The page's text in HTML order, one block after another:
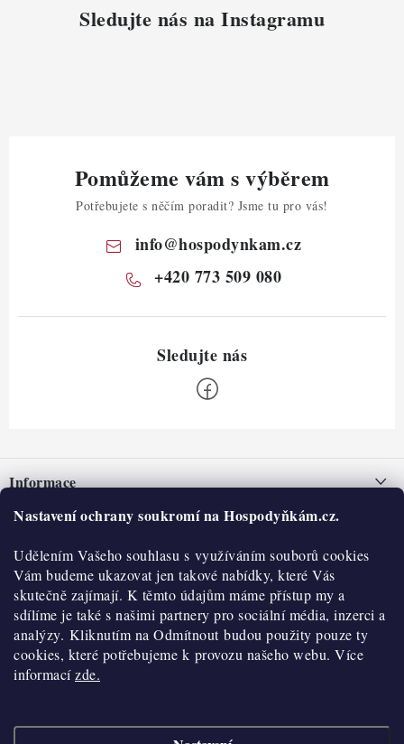
Nastavení ochrany soukromí na Hospodyňkám.cz.
Udělením Vašeho souhlasu s využíváním souborů cookies
Vám budeme ukazovat jen takové nabídky, které Vás
skutečně zajímají. K těmto údajům máme přístup my a
sdílíme je také s našimi partnery pro sociální média, inzerci a
analýzy. Kliknutím na Odmítnout budou použity pouze ty
cookies, které potřebujeme k provozu našeho webu. Více
informacízde.
Sledujte nás na Instagramu
Pomůžeme vám s výběrem
Potřebujete s něčím poradit? Jsme tu pro vás!
info@hospodynkam.cz
+420 773 509 080
pInformace
Nepřevzetí zásilky na dobírku
Obchodní podmínky
Hodnocení obchodu
Blog
Moje objednávka
O nás
Historie
Kontakty
O nákupu
Reklamace a vratky
Výdejní místa